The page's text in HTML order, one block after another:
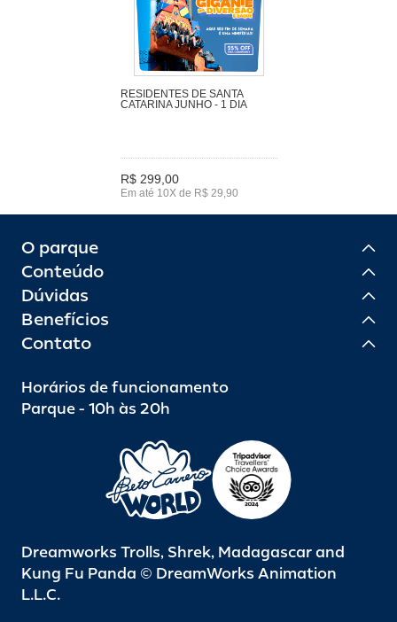
RESIDENTES DE SANTA
CATARINA JUNHO - 1 DIA
R$ 299,00
Em até 10X de R$ 29,90
O parque
Conteúdo
Dúvidas
Benefícios
Contato
Horários de funcionamento
Parque - 10h às 20h
Dreamworks Trolls, Shrek, Madagascar and
Kung Fu Panda © DreamWorks Animation
L.L.C.